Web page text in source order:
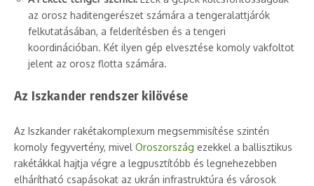
az orosz haditengerészet számára a tengeralattjárók
felkutatásában, a felderítésben és a tengeri
koordinációban. Két ilyen gép elvesztése komoly vakfoltot
jelent az orosz flotta számára.
Az Iszkander rendszer kilövése
Az Iszkander rakétakomplexum megsemmisítése szintén
komoly fegyvertény, mivel Oroszország ezekkel a ballisztikus
rakétákkal hajtja végre a legpusztítóbb és legnehezebben
elhárítható csapásokat az ukrán infrastruktúra és városok